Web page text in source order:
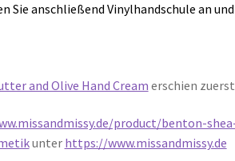
Sie anschließend Vinylhandschule an
and Olive Hand Cream erschien
product/benton-
unter https://www.missandmissy.de